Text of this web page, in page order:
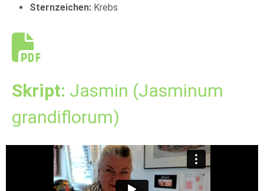
Sternzeichen: Krebs
Skript: Jasmin (Jasminum
grandiflorum)